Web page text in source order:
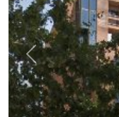
Previous